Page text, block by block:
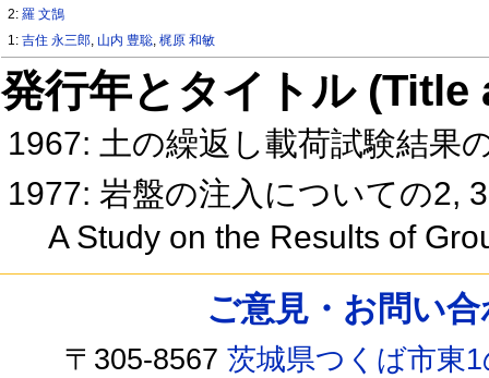
2:羅 文鵠
1:吉住 永三郎, 山内 豊聡,梶原 和敏
発行年とタイトル
1967: 土の繰返し載荷試験結果
1977: 岩盤の注入についての2,
A Study on the Results of
ご意見・お問い
〒305-8567茨城県つくば市東